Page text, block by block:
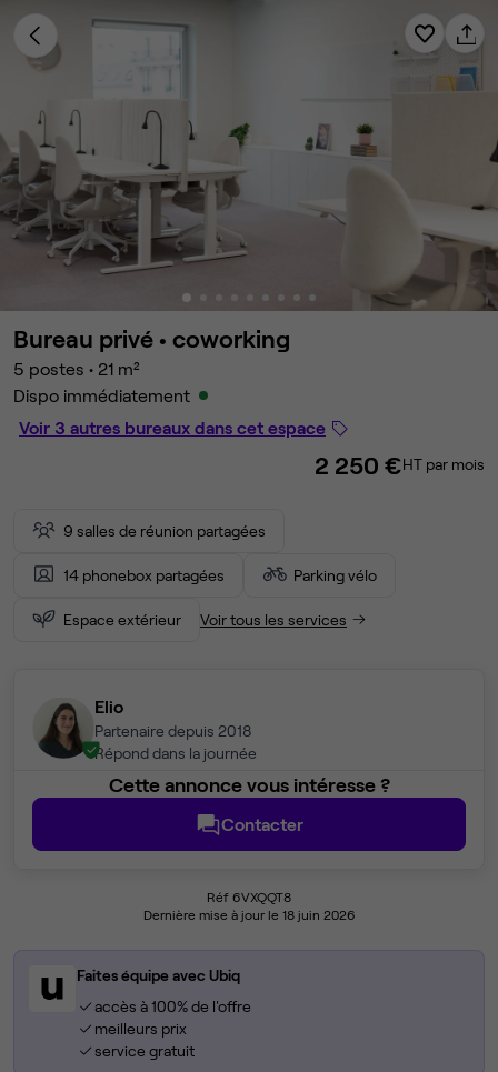
Bureau privé • coworking
5 postes • 21 m²
Dispo immédiatement
Voir 3 autres bureaux dans cet espace
2 250 €HT par mois
9 salles de réunion partagées
14 phonebox partagées Parking vélo
Espace extérieur Voir tous les services
Elio
Partenaire depuis 2018
Répond dans la journée
Cette annonce vous intéresse ?
Contacter
Réf 6VXQQT8
Dernière mise à jour le 18 juin 2026
Faites équipe avec Ubiq
accès à 100% de l'offre
meilleurs prix
service gratuit